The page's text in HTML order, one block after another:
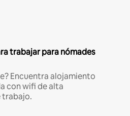
trabajar para nómades
Encuentra alojamiento
con wifi de alta
trabajo.